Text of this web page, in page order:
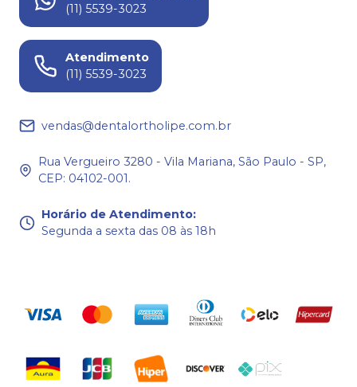
(11) 5539-3023
Atendimento
(11) 5539-3023
vendas@dentalortholipe.com.br
Rua Vergueiro 3280 - Vila Mariana, São Paulo - SP,
CEP: 04102-001.
Horário de Atendimento:
Segunda a sexta das 08 às 18h